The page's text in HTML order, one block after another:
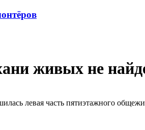
живых не
левая часть пятиэтажного